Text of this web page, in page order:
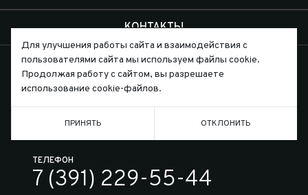
КОНТАКТЫ
ТЕЛЕФОН
7 (391) 229-55-44
Для улучшения работы сайта и взаимодействия с
пользователями сайта мы используем файлы cookie.
Продолжая работу с сайтом, вы разрешаете
использование cookie-файлов.
ПРИНЯТЬ ОТКЛОНИТЬ